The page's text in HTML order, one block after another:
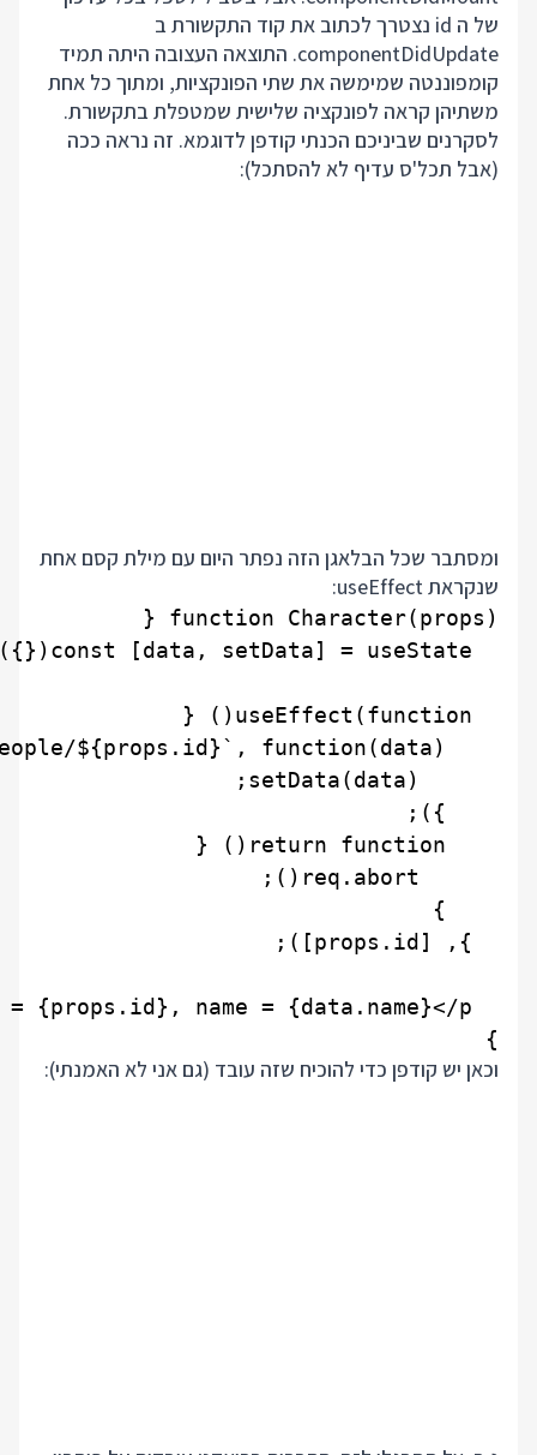
של ה id נצטרך לכתוב את קוד התקשורת ב
componentDidUpdate. התוצאה העצובה היתה תמיד
קומפוננטה שמימשה את שתי הפונקציות, ומתוך כל אחת
משתיהן קראה לפונקציה שלישית שמטפלת בתקשורת.
לסקרנים שביניכם הכנתי קודפן לדוגמא. זה נראה ככה
(אבל תכל'ס עדיף לא להסתכל):
ומסתבר שכל הבלאגן הזה נפתר היום עם מילת קסם אחת
שנקראת useEffect:
}
וכאן יש קודפן כדי להוכיח שזה עובד (גם אני לא האמנתי):